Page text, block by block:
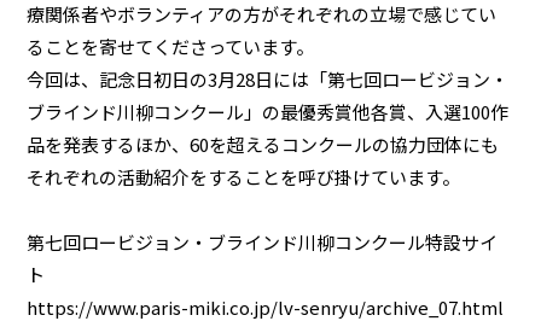
療関係者やボランティアの方がそれぞれの立場で感じてい
ることを寄せてくださっています。
今回は、記念日初日の3月28日には「第七回ロービジョン・
ブラインド川柳コンクール」の最優秀賞他各賞、入選100作
品を発表するほか、60を超えるコンクールの協力団体にも
それぞれの活動紹介をすることを呼び掛けています。
第七回ロービジョン・ブラインド川柳コンクール特設サイ
ト
https://www.paris-miki.co.jp/lv-senryu/archive_07.html